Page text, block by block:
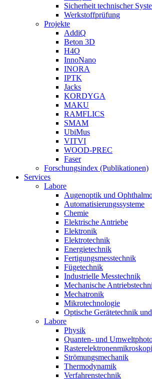
Sicherheit technischer
Werkstoffprüfung
Projekte
AddiQ
Beton 3D
H4O
InnoNano
INORA
IPTK
Jacks
KORDYGA
MAKU
RAMFLICS
SMAM
UbiMus
VITVI
WOOD-PREC
Faser
Forschungsindex (Publikationen)
Services
Labore
Augenoptik und
Automatisierungssysteme
Chemie
Elektrische Antriebe
Elektronik
Elektrotechnik
Energietechnik
Fertigungsmesstechnik
Fügetechnik
Industrielle Messtechnik
Mechanische
Mechatronik
Mikrotechnologie
Optische Gerätetechnik
Labore
Physik
Quanten- und
Strömungsmechanik
Thermodynamik
Verfahrenstechnik